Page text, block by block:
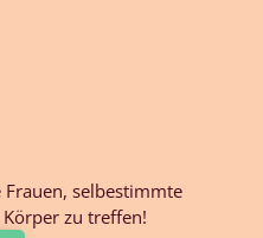
selbestimmte
zu treffen!